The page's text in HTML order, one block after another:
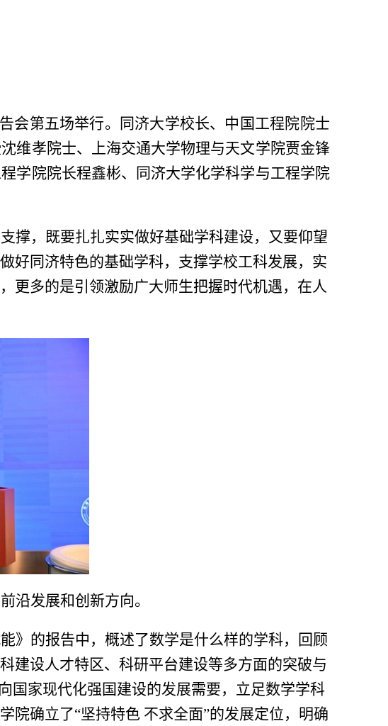
会第五场举行。同济大学校长、中国工程院院士
维孝院士、上海交通大学物理与天文学院贾金锋
学院院长程鑫彬、同济大学化学科学与工程学院
撑，既要扎扎实实做好基础学科建设，又要仰望
好同济特色的基础学科，支撑学校工科发展，实
更多的是引领激励广大师生把握时代机遇，在人
沿发展和创新方向。
》的报告中，概述了数学是什么样的学科，回顾
建设人才特区、科研平台建设等多方面的突破与
国家现代化强国建设的发展需要，立足数学学科
院确立了“坚持特色 不求全面”的发展定位，明确